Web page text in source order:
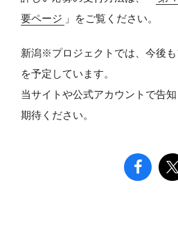
要ページ 」をご覧ください。
新潟※プロジェクトでは、今後
を予定しています。
当サイトや公式アカウントで告
期待ください。